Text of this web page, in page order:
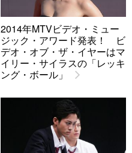
2014年MTVビデオ・ミュー
ジック・アワード発表！ ビ
デオ・オブ・ザ・イヤーはマ
イリー・サイラスの「レッキ
ング・ボール」